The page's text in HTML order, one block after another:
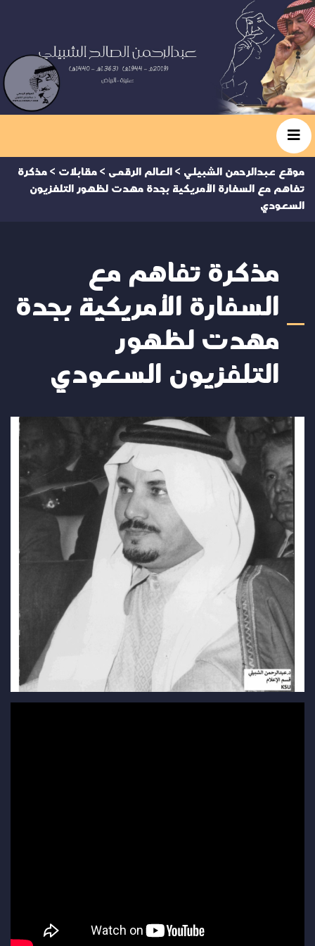
موقع عبدالرحمن الشبيلي > العالم الرقمى > مقابلات > مذكرة
تفاهم مع السفارة الأمريكية بجدة مهدت لظهور التلفزيون
السعودي
مذكرة تفاهم مع
السفارة الأمريكية بجدة
مهدت لظهور
التلفزيون السعودي